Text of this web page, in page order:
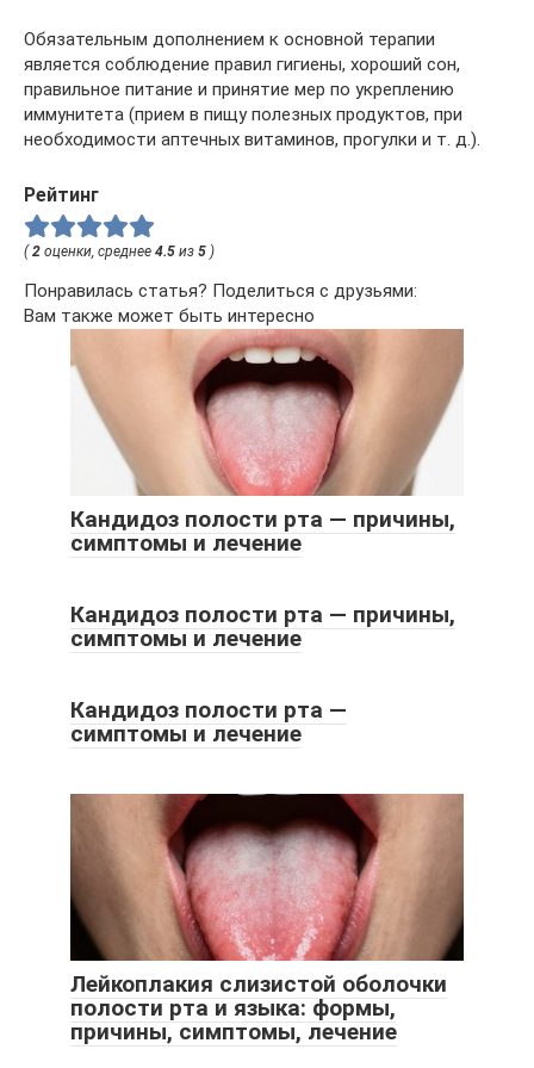
Обязательным дополнением к основной терапии
является соблюдение правил гигиены, хороший сон,
правильное питание и принятие мер по укреплению
иммунитета (прием в пищу полезных продуктов, при
необходимости аптечных витаминов, прогулки и т. д.).
Рейтинг
(2 оценки, среднее 4.5 из 5 )
Понравилась статья? Поделиться с друзьями:
Вам также может быть интересно
Кандидоз полости рта — причины,
симптомы и лечение
Кандидоз полости рта — причины,
симптомы и лечение
Кандидоз полости рта —
симптомы и лечение
Лейкоплакия слизистой оболочки
полости рта и языка: формы,
причины, симптомы, лечение